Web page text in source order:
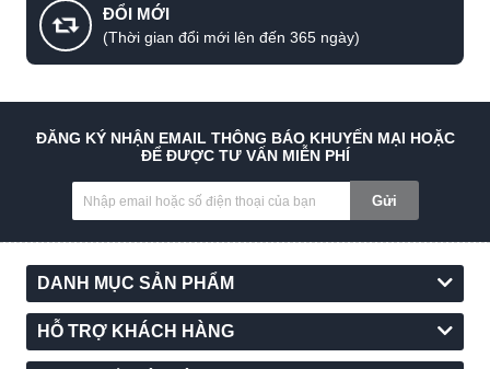
ĐỔI MỚI
(Thời gian đổi mới lên đến 365 ngày)
ĐĂNG KÝ NHẬN EMAIL THÔNG BÁO KHUYẾN MẠI HOẶC
ĐỂ ĐƯỢC TƯ VẤN MIỄN PHÍ
Gửi
DANH MỤC SẢN PHẨM
HỖ TRỢ KHÁCH HÀNG